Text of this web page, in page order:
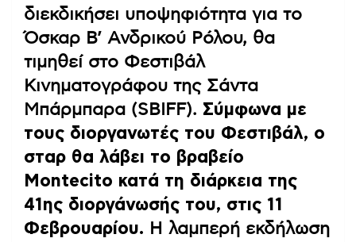
διεκδικήσει υποψηφιότητα για το
Όσκαρ Β’ Ανδρικού Ρόλου, θα
τιμηθεί στο Φεστιβάλ
Κινηματογράφου της Σάντα
Μπάρμπαρα (SBIFF). Σύμφωνα με
τους διοργανωτές του Φεστιβάλ, ο
σταρ θα λάβει το βραβείο
Montecito κατά τη διάρκεια της
41ης διοργάνωσής του, στις 11
Φεβρουαρίου. Η λαμπερή εκδήλωση